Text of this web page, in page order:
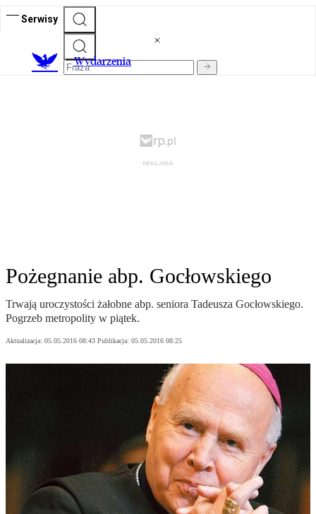
Serwisy
Wydarzenia
Pożegnanie abp. Gocłowskiego
Trwają uroczystości żałobne abp. seniora Tadeusza Gocłowskiego.
Pogrzeb metropolity w piątek.
Aktualizacja: 05.05.2016 08:43 Publikacja: 05.05.2016 08:25